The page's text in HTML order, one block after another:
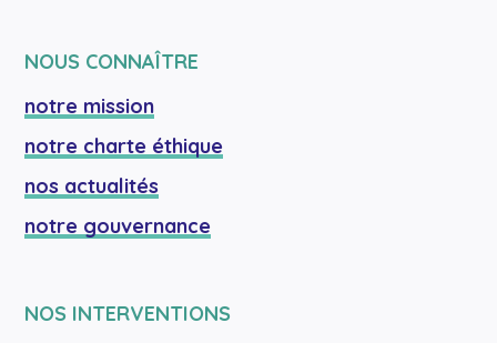
NOUS CONNAÎTRE
notre mission
notre charte éthique
nos actualités
notre gouvernance
NOS INTERVENTIONS